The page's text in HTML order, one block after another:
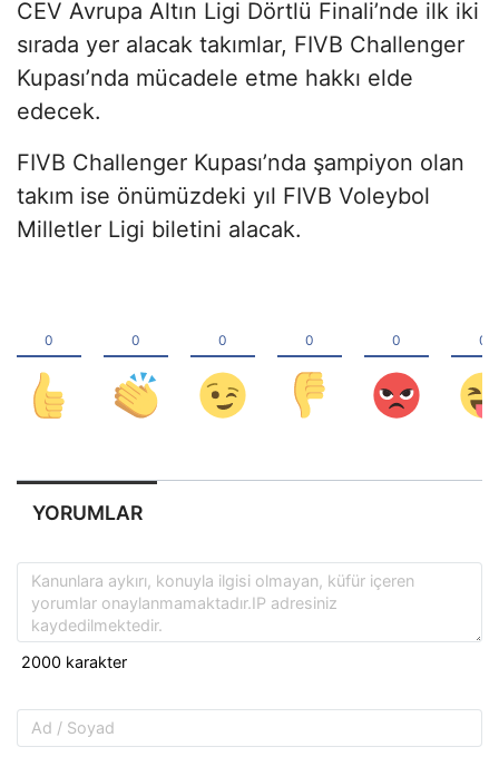
CEV Avrupa Altın Ligi Dörtlü Finali’nde ilk iki
sırada yer alacak takımlar, FIVB Challenger
Kupası’nda mücadele etme hakkı elde
edecek.
FIVB Challenger Kupası’nda şampiyon olan
takım ise önümüzdeki yıl FIVB Voleybol
Milletler Ligi biletini alacak.
YORUMLAR